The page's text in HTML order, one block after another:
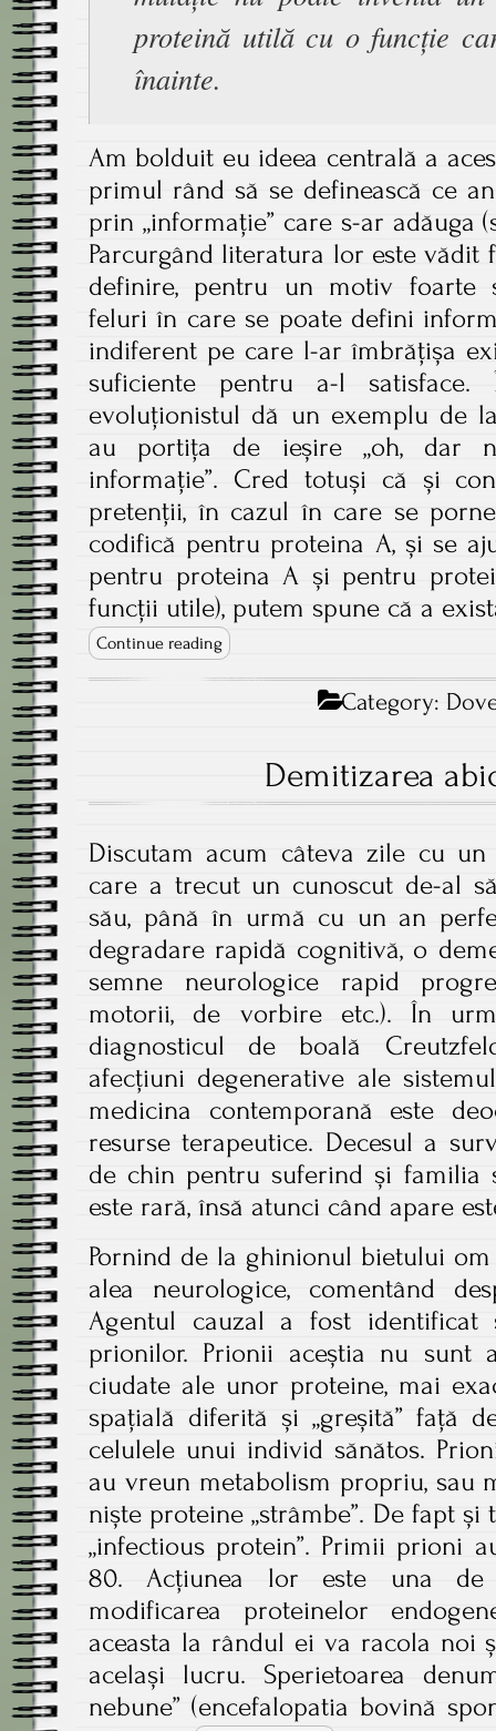
proteină utilă cu o funcție
înainte.
Am bolduit eu ideea centrală a
primul rând să se definească ce
prin „informație” care s-ar adăuga
Parcurgând literatura lor este vădit
definire, pentru un motiv foarte
feluri în care se poate defini
indiferent pe care l-ar îmbrățișa
suficiente pentru a-l
evoluționistul dă un exemplu de
au portița de ieșire „oh, dar
informație”. Cred totuși că și
pretenții, în cazul în care se
codifică pentru proteina A, și se
pentru proteina A și pentru
funcții utile), putem spune că a
Continue reading
Category:
Demitizarea
Discutam acum câteva zile cu
care a trecut un cunoscut de-al
său, până în urmă cu un an
degradare rapidă cognitivă, o
semne neurologice rapid
motorii, de vorbire etc.). În
diagnosticul de boală
afecțiuni degenerative ale
medicina contemporană este
resurse terapeutice. Decesul a
de chin pentru suferind și familia
este rară, însă atunci când apare
Pornind de la ghinionul bietului om
alea neurologice, comentând
Agentul cauzal a fost
prionilor. Prionii aceștia nu sunt
ciudate ale unor proteine, mai
spațială diferită și „greșită” față
celulele unui individ sănătos.
au vreun metabolism propriu, sau
niște proteine „strâmbe”. De fapt
„infectious protein”. Primii prioni
80. Acțiunea lor este una de
modificarea proteinelor
aceasta la rândul ei va racola noi
același lucru. Sperietoarea
nebune” (encefalopatia bovină